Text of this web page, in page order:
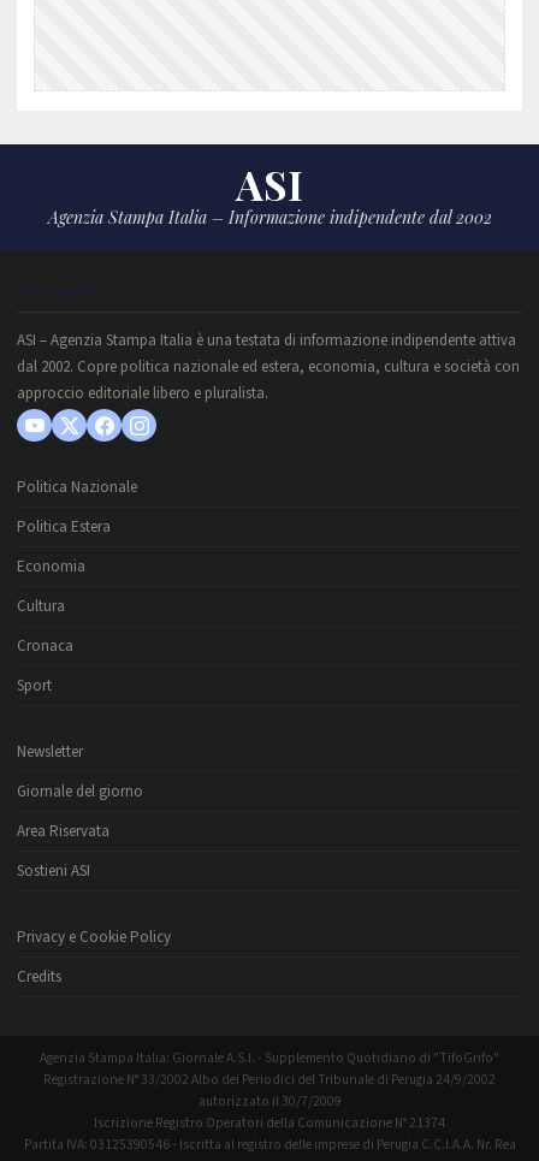
ASI
Agenzia Stampa Italia – Informazione indipendente dal 2002
CHI SIAMO
ASI – Agenzia Stampa Italia è una testata di informazione indipendente attiva
dal 2002. Copre politica nazionale ed estera, economia, cultura e società con
approccio editoriale libero e pluralista.
Politica Nazionale
Politica Estera
Economia
Cultura
Cronaca
Sport
Newsletter
Giornale del giorno
Area Riservata
Sostieni ASI
Privacy e Cookie Policy
Credits
Agenzia Stampa Italia: Giornale A.S.I. - Supplemento Quotidiano di "TifoGrifo"
Registrazione N° 33/2002 Albo dei Periodici del Tribunale di Perugia 24/9/2002
autorizzato il 30/7/2009
Iscrizione Registro Operatori della Comunicazione N° 21374
Partita IVA: 03125390546 - Iscritta al registro delle imprese di Perugia C.C.I.A.A. Nr. Rea